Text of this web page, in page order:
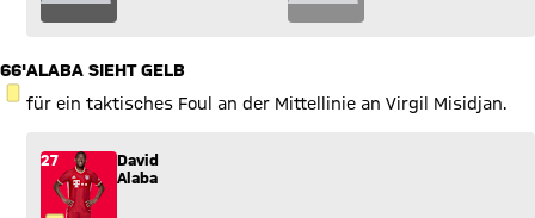
66'
GELBE KARTE
ALABA SIEHT GELB
für ein taktisches Foul an der Mittellinie an Virgil Misidjan.
27
David
Alaba